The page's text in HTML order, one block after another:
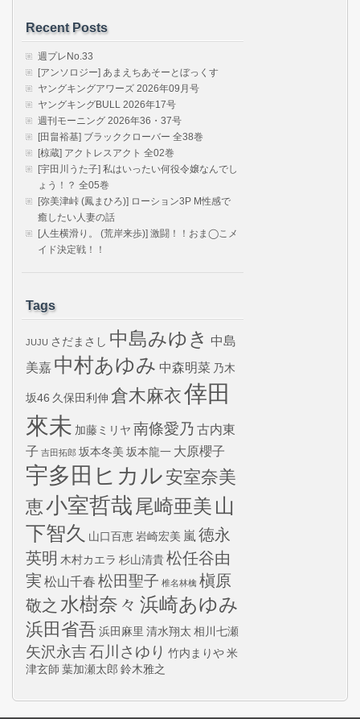
Recent Posts
週プレNo.33
[アンソロジー] あまえちあそーとぼっくす
ヤングキングアワーズ 2026年09月号
ヤングキングBULL 2026年17号
週刊モーニング 2026年36・37号
[田畠裕基] ブラッククローバー 全38巻
[椋蔵] アクトレスアクト 全02巻
[宇田川うた子] 私はいったい何役令嬢なんでし
ょう！？ 全05巻
[弥美津峠 (鳳まひろ)] ローション3P M性感で
癒したい人妻の話
[人生横滑り。 (荒岸来歩)] 激闘！！おま◯こメ
イド決定戦！！
Tags
JUJU さだまさし 中島みゆき 中島
美嘉 中村あゆみ 中森明菜 乃木
坂46 久保田利伸 倉木麻衣倖田
來未 加藤ミリヤ 南條愛乃 古内東
子 吉田拓郎 坂本冬美 坂本龍一 大原櫻子
宇多田ヒカル安室奈美
恵小室哲哉 尾崎亜美 山
下智久 山口百恵岩崎宏美 嵐 徳永
英明 木村カエラ 杉山清貴松任谷由
実 松山千春 松田聖子 椎名林檎 槇原
敬之 水樹奈々 浜崎あゆみ
浜田省吾 浜田麻里 清水翔太 相川七瀬
矢沢永吉石川さゆり 竹内まりや米
津玄師 葉加瀬太郎 鈴木雅之